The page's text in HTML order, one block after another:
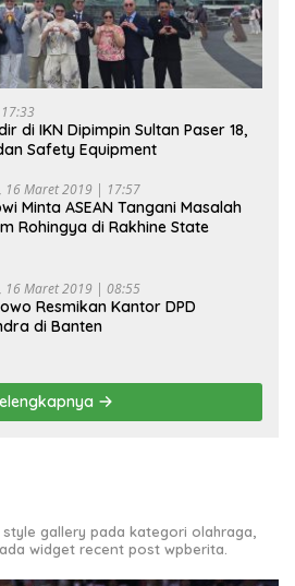
di IKN Dipimpin Sultan Paser 18,
Safety Equipment
16 Maret 2019 | 17:57
Minta ASEAN Tangani Masalah
Rohingya di Rakhine State
16 Maret 2019 | 08:55
Resmikan Kantor DPD
di Banten
gallery pada kategori olahraga,
widget recent post wpberita.